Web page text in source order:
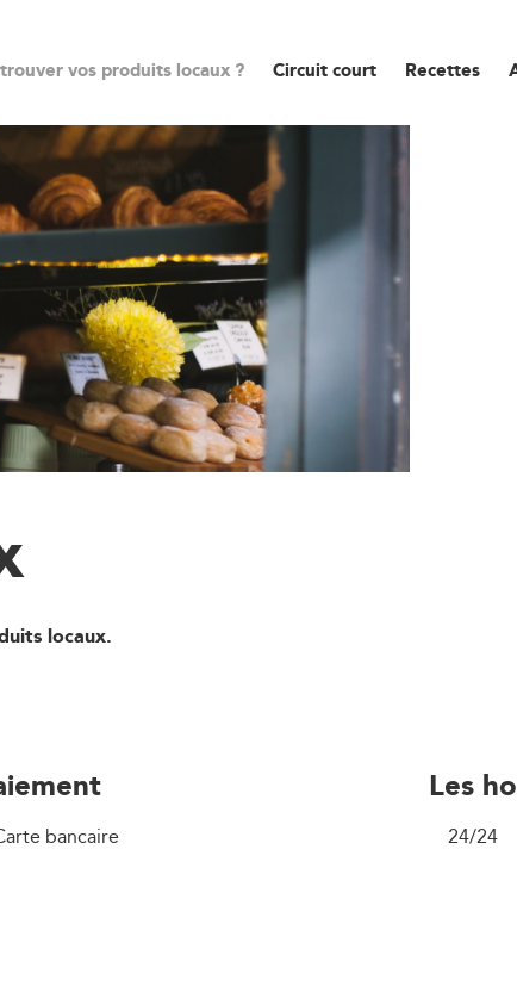
vos produits locaux ? Circuit court Recettes
locaux.
bancaire
Les
24/24